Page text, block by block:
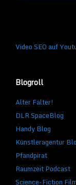
Video SEO auf
Blogroll
Alter Falter!
DLR SpaceBlog
Handy Blog
Künstleragentur
Pfandpirat
Raumzeit Podcast
Science-Fiction